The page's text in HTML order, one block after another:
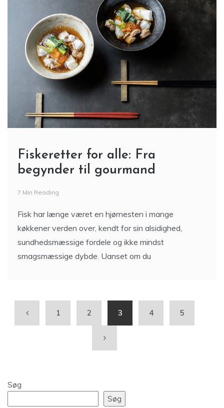
Fiskeretter for alle: Fra
begynder til gourmand
7 Min Reading
Fisk har længe været en hjørnesten i mange
køkkener verden over, kendt for sin alsidighed,
sundhedsmæssige fordele og ikke mindst
smagsmæssige dybde. Uanset om du
1 2 3 4 5
Søg
Søg